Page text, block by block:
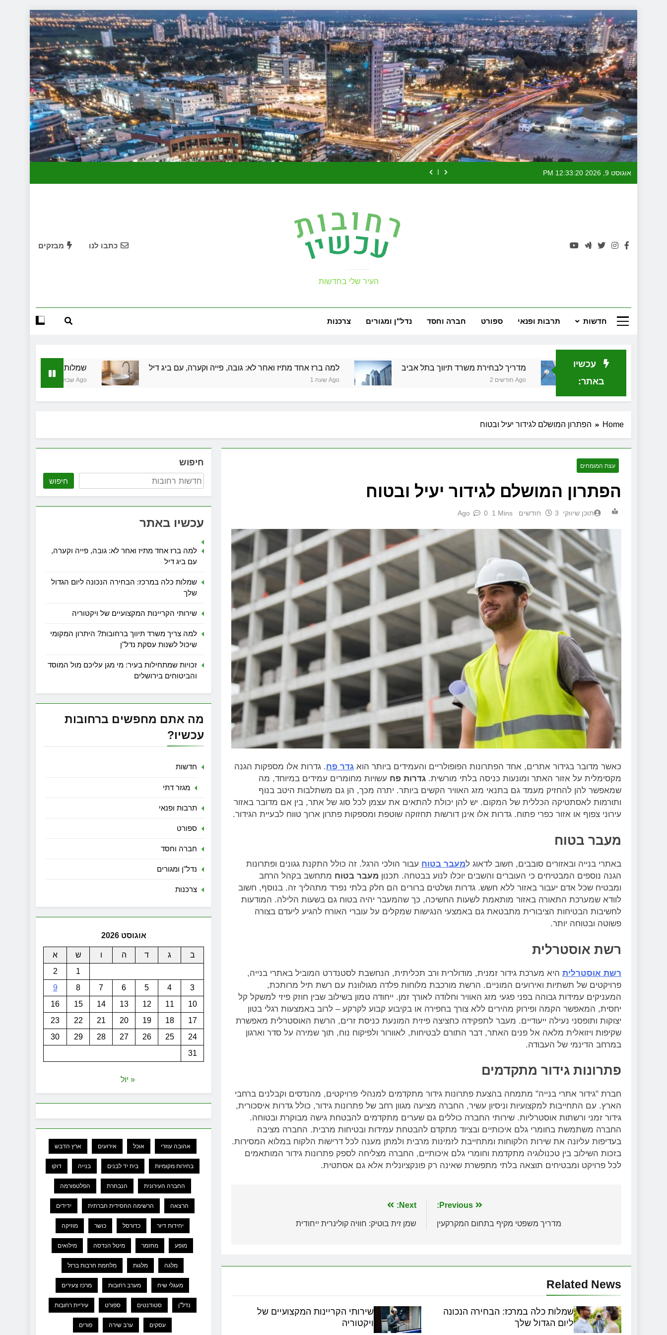
to
content
אוגוסט 9, 2026 12:33:21 PM
שירותי הקריינות המקצועיים של ויקטוריה
העיר שלי בחדשות
כתבו לנו מבזקים
חדשות תרבות ופנאי ספורט חברה וחסד נדל"ן ומגורים צרכנות
עכשיו
באתר:
למה ברז אחד מתיז ואחר לא: גובה, פייה וקערה, עם ביג דיל
שעה 1 Ago
שמלות כלה במרכז: הבחירה הנכונה
3 שבועות Ago
מדריך לבחירת משרד תיווך בתל אביב
Home הפתרון המושלם לגידור יעיל ובטוח
עצת המומחים
הפתרון המושלם לגידור יעיל ובטוח
תוכן שיווקי 3 חודשים Ago 0 1 Mins
כאשר מדובר בגידור אתרים, אחד הפתרונות הפופולריים והעמידים ביותר הוא גדר פח. גדרות אלו מספקות הגנה
מקסימלית על אזור האתר ומונעות כניסה בלתי מורשית. גדרות פח עשויות מחומרים עמידים במיוחד, מה
שמאפשר להן להחזיק מעמד גם בתנאי מזג האוויר הקשים ביותר. יתרה מכך, הן גם משתלבות היטב בנוף
ותורמות לאסתטיקה הכללית של המקום. יש להן יכולת להתאים את עצמן לכל סוג של אתר, בין אם מדובר באזור
עירוני צפוף או אזור כפרי פתוח. גדרות אלו אינן דורשות תחזוקה שוטפת ומספקות פתרון ארוך טווח לבעיית הגידור.
מעבר בטוח
באתרי בנייה ובאזורים סובבים, חשוב לדאוג למעבר בטוח עבור הולכי הרגל. זה כולל התקנת גגונים ופתרונות
הגנה נוספים המבטיחים כי העוברים והשבים יוכלו לנוע בבטחה. תכנון מעבר בטוח מתחשב בקהל הרחב
ומבטיח שכל אדם יעבור באזור ללא חשש. גדרות ושלטים ברורים הם חלק בלתי נפרד מתהליך זה. בנוסף, חשוב
לוודא שמערכת התאורה באזור מותאמת לשעות החשיכה, כך שהמעבר יהיה בטוח גם בשעות הלילה. המודעות
לחשיבות הבטיחות הציבורית מתבטאת גם באמצעי הנגישות שמקלים על עוברי האורח להגיע ליעדם בצורה
פשוטה ובטוחה יותר.
רשת אוסטרלית
רשת אוסטרלית היא מערכת גידור זמנית, מודולרית ורב תכליתית, הנחשבת לסטנדרט המוביל באתרי בנייה,
פרויקטים של תשתיות ואירועים המוניים. הרשת מורכבת מלוחות פלדה מגולוונת עם רשת תיל מרותכת,
המעניקים עמידות גבוהה בפני פגעי מזג האוויר וחלודה לאורך זמן. ייחודה טמון בשילוב שבין חוזק פיזי למשקל קל
יחסית, המאפשר הקמה ופירוק מהירים ללא צורך בחפירה או בקיבוע קבוע לקרקע – לרוב באמצעות רגלי בטון
יצוקות ותופסני נעילה ייעודיים. מעבר לתפקידה כחציצה פיזית המונעת כניסת זרים, הרשת האוסטרלית מאפשרת
שקיפות ויזואלית מלאה אל פנים האתר, דבר התורם לבטיחות, לאוורור ולפיקוח נוח, תוך שמירה על סדר וארגון
במרחב הדינמי של העבודה.
פתרונות גידור מתקדמים
חברת "גידור אתרי בנייה" מתמחה בהצעת פתרונות גידור מתקדמים למנהלי פרויקטים, מהנדסים וקבלנים ברחבי
הארץ. עם התחייבות למקצועיות וניסיון עשיר, החברה מציעה מגוון רחב של פתרונות גידור, כולל גדרות איסכורית,
גידור זמני ורשתות אוסטרליות. שירותי החברה כוללים גם שערים מתקדמים להבטחת גישה מבוקרת ובטוחה.
החברה משתמשת בחומרי גלם איכותיים ובציוד מתקדם להבטחת עמידות ובטיחות מרבית. החברה מציבה
בעדיפות עליונה את שירות הלקוחות ומתחייבת לזמינות מרבית ולמתן מענה לכל דרישות הלקוח במלוא המסירות.
בזכות השילוב בין טכנולוגיה מתקדמת וחומרי גלם איכותיים, החברה מצליחה לספק פתרונות גידור המותאמים
לכל פרויקט ומבטיחים תוצאה בלתי מתפשרת שאינה רק פונקציונלית אלא גם אסתטית.
Previous:
מדריך משפטי מקיף בתחום המקרקעין
Next:
שמן זית בוטיק: חוויה קולינרית ייחודית
Related News
שמלות כלה במרכז: הבחירה הנכונה
ליום הגדול שלך
שירותי הקריינות המקצועיים של
ויקטוריה
חיפוש
חיפוש
עכשיו באתר
למה ברז אחד מתיז ואחר לא: גובה, פייה וקערה,
עם ביג דיל
שמלות כלה במרכז: הבחירה הנכונה ליום הגדול
שלך
שירותי הקריינות המקצועיים של ויקטוריה
למה צריך משרד תיווך ברחובות? היתרון המקומי
שיכול לשנות עסקת נדל"ן
זכויות שמתחילות בעיר: מי מגן עליכם מול המוסד
והביטוחים בירושלים
מה אתם מחפשים ברחובות
עכשיו?
חדשות
מגזר דתי
תרבות ופנאי
ספורט
חברה וחסד
נדל"ן ומגורים
צרכנות
אוגוסט 2026
ב ג ד ה ו ש
א
1
2
3
4
5
6
7
8
9
10
11
12
13
14
15
16
17
18
19
20
21
22
23
24
25
26
27
28
29
30
31
« יול
אהובה עוזרי אוכל אירועים ארץ הדבש
בחירות מקומיות בית יד לבנים בנייה דוקו
החברה העירונית הנבחרת הפלטפורמה
הרצאה הרשימה החסידית חברתית ידידים
יחידות דיור כדורסל כושר מוזיקה
מופע מחזמר מיטל הנדסה מילואים
מלגה מלגות מלחמת חרבות ברזל
מעגלי שיח מערב רחובות מרכז צעירים
נדל"ן סטודנטים ספורט עיריית רחובות
עסקים ערב שירה פורים